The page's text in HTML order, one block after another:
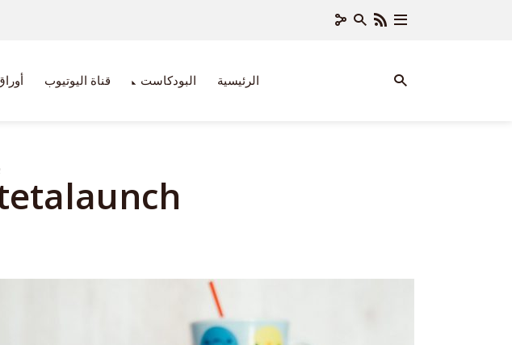
الرئيسية البودكاست قناة اليوتيوب